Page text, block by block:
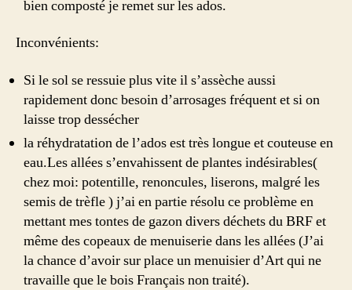
bien composté je remet sur les ados.
Inconvénients:
Si le sol se ressuie plus vite il s’assèche aussi
rapidement donc besoin d’arrosages fréquent et si on
laisse trop dessécher
la réhydratation de l’ados est très longue et couteuse en
eau.Les allées s’envahissent de plantes indésirables(
chez moi: potentille, renoncules, liserons, malgré les
semis de trèfle ) j’ai en partie résolu ce problème en
mettant mes tontes de gazon divers déchets du BRF et
même des copeaux de menuiserie dans les allées (J’ai
la chance d’avoir sur place un menuisier d’Art qui ne
travaille que le bois Français non traité).